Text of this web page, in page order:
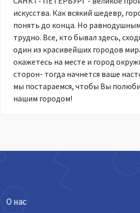
искусства. Как всякий шедевр,
понять до конца. Но равнодушным
трудно. Все, кто бывал здесь,
один из красивейших городов
окажетесь на месте и город
сторон- тогда начнется ваше
мы постараемся, чтобы Вы
нашим городом!
О нас